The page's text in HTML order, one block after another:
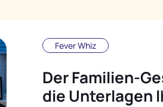
Fever Whiz
Der Familien-
die Unterlagen